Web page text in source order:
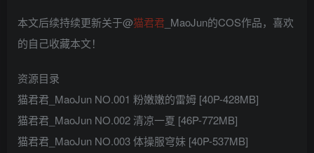
本文后续持续更新关于@猫君君 _MaoJun的COS作品，喜欢
的自己收藏本文！
资源目录
猫君君_MaoJun NO.001 粉嫩嫩的雷姆 [40P-428MB]
猫君君_MaoJun NO.002 清凉一夏 [46P-772MB]
猫君君_MaoJun NO.003 体操服穹妹 [40P-537MB]